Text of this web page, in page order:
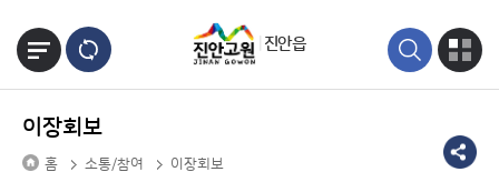
진안읍
이장회보
홈 소통/참여 이장회보